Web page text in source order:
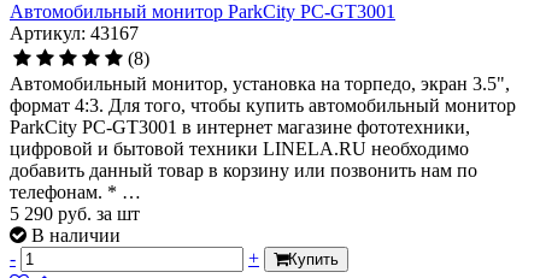
Автомобильный монитор ParkCity PC-GT3001
Артикул: 43167
(8)
Автомобильный монитор, установка на торпедо, экран 3.5",
формат 4:3. Для того, чтобы купить автомобильный монитор
ParkCity PC-GT3001 в интернет магазине фототехники,
цифровой и бытовой техники LINELA.RU необходимо
добавить данный товар в корзину или позвонить нам по
телефонам. * …
5 290 руб. за шт
В наличии
-
+ Купить